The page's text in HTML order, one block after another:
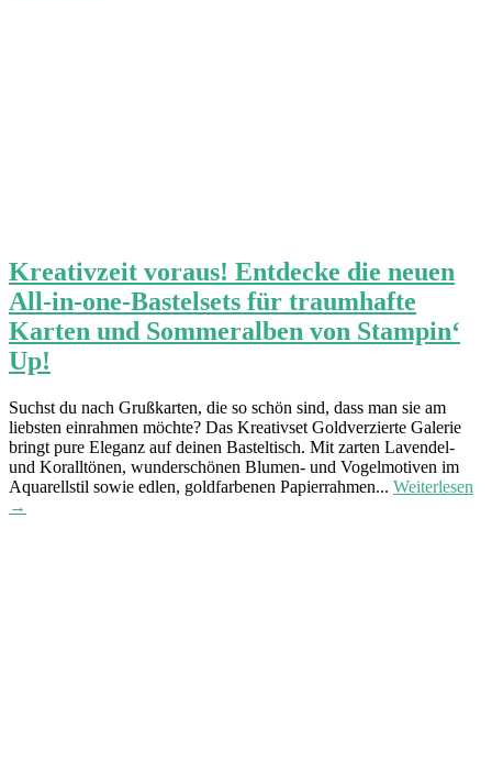
Kreativzeit voraus! Entdecke die neuen
All-in-one-Bastelsets für traumhafte
Karten und Sommeralben von Stampin‘
Up!
Suchst du nach Grußkarten, die so schön sind, dass man sie am
liebsten einrahmen möchte? Das Kreativset Goldverzierte Galerie
bringt pure Eleganz auf deinen Basteltisch. Mit zarten Lavendel-
und Koralltönen, wunderschönen Blumen- und Vogelmotiven im
Aquarellstil sowie edlen, goldfarbenen Papierrahmen... Weiterlesen
→